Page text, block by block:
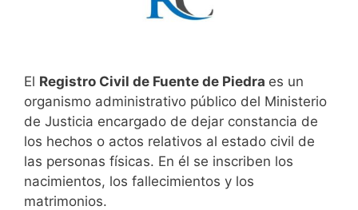
El Registro Civil de Fuente de Piedra es un
organismo administrativo público del Ministerio
de Justicia encargado de dejar constancia de
los hechos o actos relativos al estado civil de
las personas físicas. En él se inscriben los
nacimientos, los fallecimientos y los
matrimonios.